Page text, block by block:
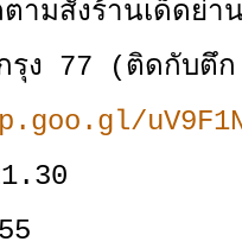
ามสั่งร้านเด็ดย่า
ง 77 (ติดกับตึก